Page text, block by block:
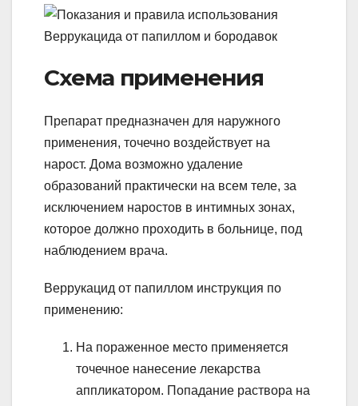
Схема применения
Препарат предназначен для наружного
применения, точечно воздействует на
нарост. Дома возможно удаление
образований практически на всем теле, за
исключением наростов в интимных зонах,
которое должно проходить в больнице, под
наблюдением врача.
Веррукацид от папиллом инструкция по
применению:
На пораженное место применяется
точечное нанесение лекарства
аппликатором. Попадание раствора на